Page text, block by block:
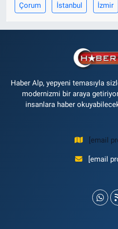
Çorum İstanbul İzmir
Haber Alp, yepyeni temasıyla
modernizmi bir araya
insanlara haber
[email
[email